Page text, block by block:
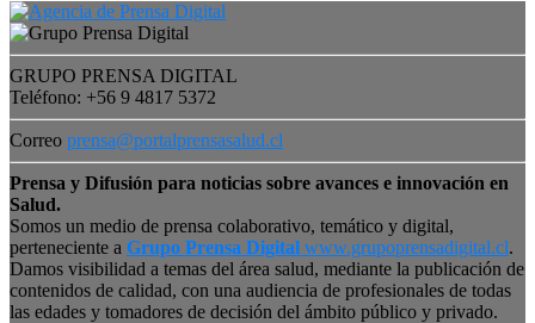
GRUPO PRENSA DIGITAL
Teléfono: +56 9 4817 5372
Correo prensa@portalprensasalud.cl
Prensa y Difusión para noticias sobre avances e innovación en
Salud.
Somos un medio de prensa colaborativo, temático y digital,
perteneciente a Grupo Prensa Digital www.grupoprensadigital.cl.
Damos visibilidad a temas del área salud, mediante la publicación de
contenidos de calidad, con una audiencia de profesionales de todas
las edades y tomadores de decisión del ámbito público y privado.